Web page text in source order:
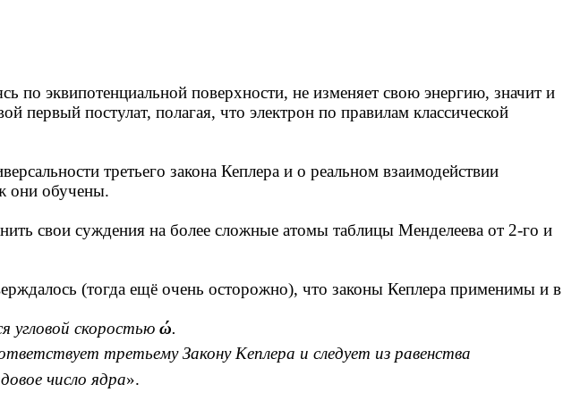
по эквипотенциальной поверхности, не изменяет свою энергию, значит и
постулат, полагая, что электрон по правилам классической
третьего закона Кеплера и о реальном взаимодействии
они обучены.
свои суждения на более сложные атомы таблицы Менделеева от 2-го и
(тогда ещё очень осторожно), что законы Кеплера применимы и в
угловой скоростью ώ.
третьему Закону Кеплера и следует из равенства
число ядра».